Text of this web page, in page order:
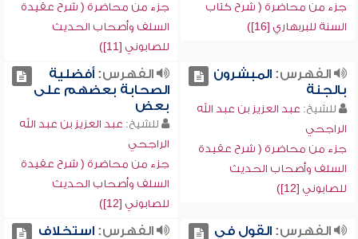
جزء من محاضرة ( شرح كتاب
السنة للبربهاري [16])
جزء من محاضرة ( شرح عقيدة
السلف وأصحاب الحديث
للصابوني [11])
الفهرس:المبشرون
بالجنة
للشيخ: عبد العزيز بن عبد الله
الراجحي
جزء من محاضرة ( شرح عقيدة
السلف وأصحاب الحديث
للصابوني [12])
الفهرس:أفضلية
الصحابة بعضهم على
بعض
للشيخ: عبد العزيز بن عبد الله
الراجحي
جزء من محاضرة ( شرح عقيدة
السلف وأصحاب الحديث
للصابوني [12])
الفهرس:القول في
الفهرس:استخلاف